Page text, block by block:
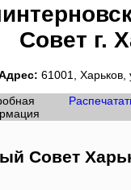
Совет г.
61001, Харьков,
Совет